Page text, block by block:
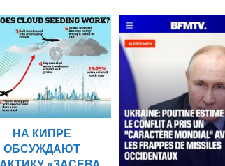
НА КИПРЕ
ОБСУЖДАЮТ